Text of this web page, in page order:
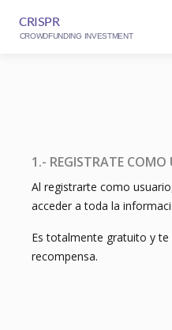
1.- REGISTRATE
Al registrarte como
acceder a toda la
Es totalmente gratuito y
recompensa.